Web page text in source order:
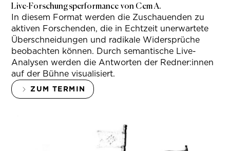
Live-Forschungsperformance von Cem A.
In diesem Format werden die Zuschauenden zu
aktiven Forschenden, die in Echtzeit unerwartete
Überschneidungen und radikale Widersprüche
beobachten können. Durch semantische Live-
Analysen werden die Antworten der Redner:innen
auf der Bühne visualisiert.
ZUM TERMIN